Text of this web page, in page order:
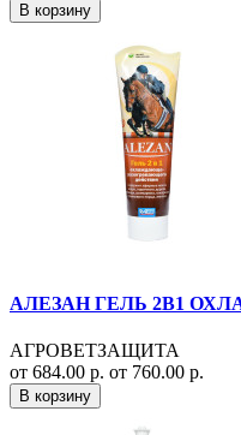
В корзину
АЛЕЗАН ГЕЛЬ 2В1
АГРОВЕТЗАЩИТА
от 684.00 р. от 760.00 р.
В корзину